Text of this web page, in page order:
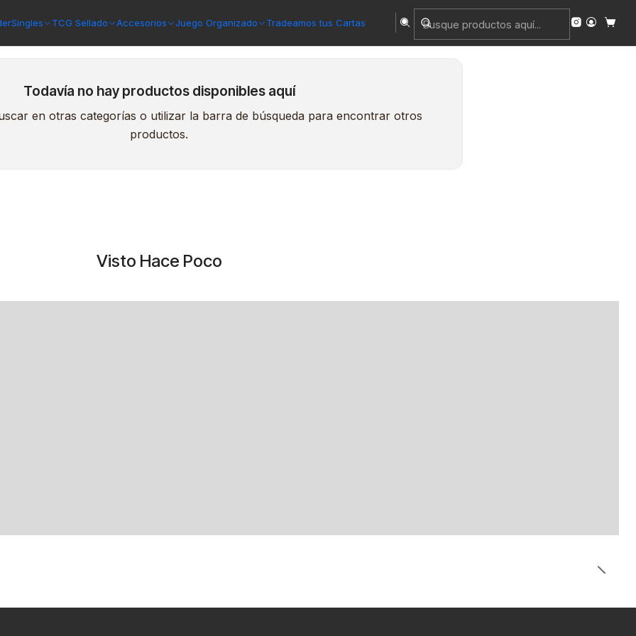
Singles TCG Sellado Accesorios Juego Organizado Tradeamos tus Cartas
Todavía no hay productos disponibles aquí
en otras categorías o utilizar la barra de búsqueda para encontrar otros
productos.
Visto Hace Poco